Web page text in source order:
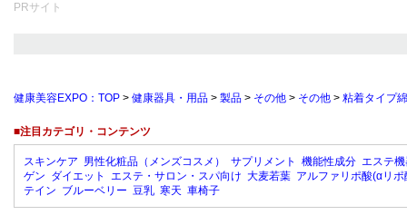
PRサイト
健康美容EXPO：TOP > 健康器具・用品 > 製品 > その他 > その他 > 粘着タイプ
■注目カテゴリ・コンテンツ
スキンケア 男性化粧品（メンズコスメ） サプリメント 機能性成分 エステ
ゲン ダイエット エステ・サロン・スパ向け 大麦若葉 アルファリポ酸(αリポ
テイン ブルーベリー 豆乳 寒天 車椅子